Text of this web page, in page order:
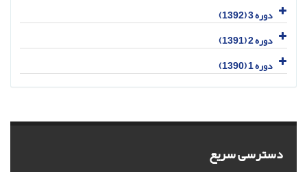
دوره 3 (1392)
دوره 2 (1391)
دوره 1 (1390)
دسترسی سریع